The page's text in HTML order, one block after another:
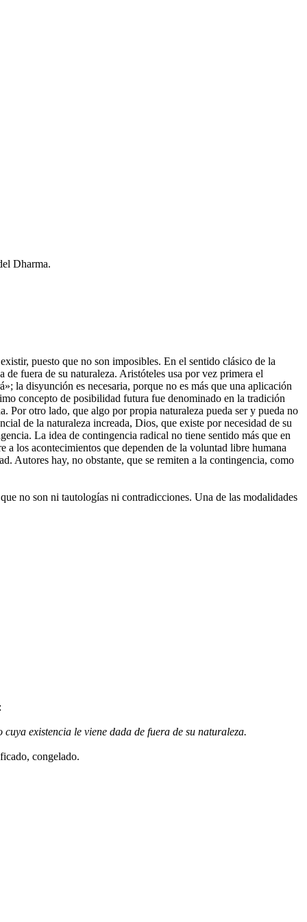
Dharma.
puesto que no son imposibles. En el sentido clásico de la
fuera de su naturaleza. Aristóteles usa por vez primera el
la disyunción es necesaria, porque no es más que una aplicación
concepto de posibilidad futura fue denominado en la tradición
Por otro lado, que algo por propia naturaleza pueda ser y pueda no
de la naturaleza increada, Dios, que existe por necesidad de su
La idea de contingencia radical no tiene sentido más que en
los acontecimientos que dependen de la voluntad libre humana
Autores hay, no obstante, que se remiten a la contingencia, como
no son ni tautologías ni contradicciones. Una de las modalidades
existencia le viene dada de fuera de su naturaleza.
congelado.